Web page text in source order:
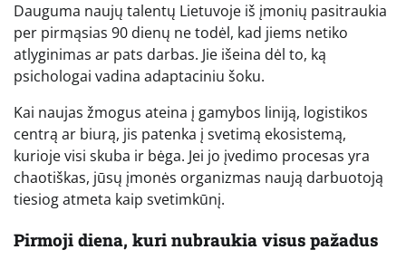
Dauguma naujų talentų Lietuvoje iš įmonių pasitraukia
per pirmąsias 90 dienų ne todėl, kad jiems netiko
atlyginimas ar pats darbas. Jie išeina dėl to, ką
psichologai vadina adaptaciniu šoku.
Kai naujas žmogus ateina į gamybos liniją, logistikos
centrą ar biurą, jis patenka į svetimą ekosistemą,
kurioje visi skuba ir bėga. Jei jo įvedimo procesas yra
chaotiškas, jūsų įmonės organizmas naują darbuotoją
tiesiog atmeta kaip svetimkūnį.
Pirmoji diena, kuri nubraukia visus pažadus